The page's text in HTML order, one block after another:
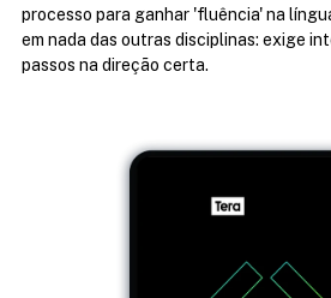
processo para ganhar 'fluência' na
em nada das outras disciplinas: exige
passos na direção certa.